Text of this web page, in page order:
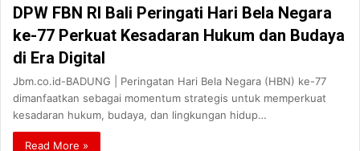
DPW FBN RI Bali Peringati Hari Bela Negara
ke-77 Perkuat Kesadaran Hukum dan Budaya
di Era Digital
Jbm.co.id-BADUNG | Peringatan Hari Bela Negara (HBN) ke-77
dimanfaatkan sebagai momentum strategis untuk memperkuat
kesadaran hukum, budaya, dan lingkungan hidup…
Read More »